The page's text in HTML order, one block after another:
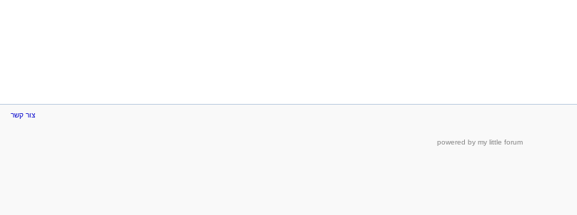
צור קשר
powered by my little forum